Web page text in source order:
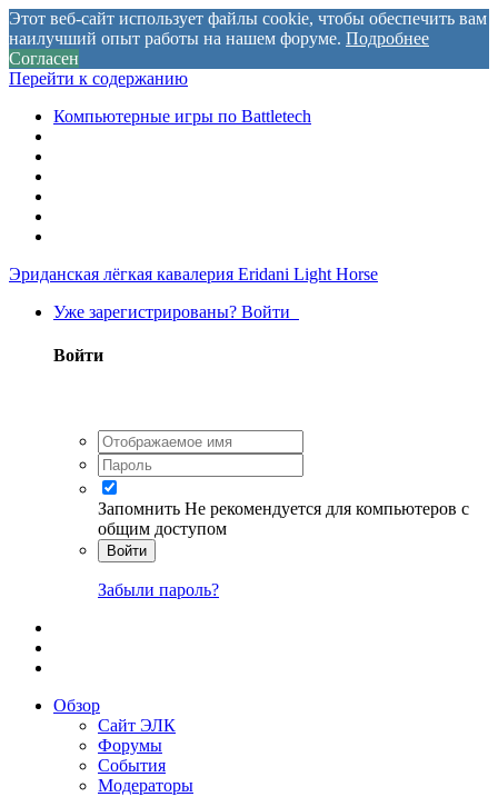
Этот веб-сайт использует файлы cookie, чтобы обеспечить вам
наилучший опыт работы на нашем форуме. Подробнее
Согласен
Перейти к содержанию
Компьютерные игры по Battletech
Эриданская лёгкая кавалерия Eridani Light Horse
Уже зарегистрированы? Войти
Войти
Запомнить Не рекомендуется для компьютеров с
общим доступом
Войти
Забыли пароль?
Обзор
Сайт ЭЛК
Форумы
События
Модераторы